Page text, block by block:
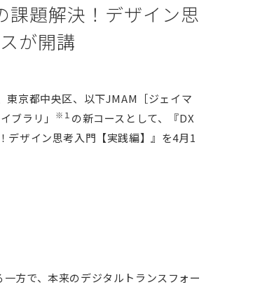
グ
試験
階層・職種などの育成対象者
課題解決！デザイン思
が開講
東京都中央区、以下JMAM［ジェイマ
ブラリ」
※１ の新コースとして、『DX
デザイン思考入門【実践編】』を4月1
方で、本来のデジタルトランスフォー